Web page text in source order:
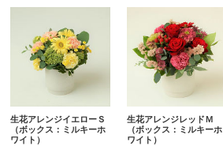
生花アレンジイエローＳ
（ボックス：ミルキーホ
ワイト）
生花アレンジレッドＭ
（ボックス：ミルキーホ
ワイト）